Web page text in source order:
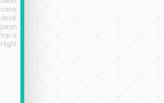
communicating the
destination details and
paying online prior to the
trip is very convenient.
Highly recommended